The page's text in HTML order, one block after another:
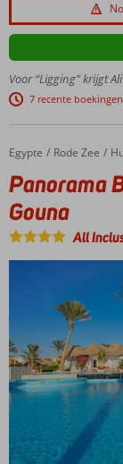
onbeperkt
toegang
tot het
aquapark
Slippers
het
op
Connecting
familiekamers
met
tussendeur
Jazeker!
Voor “Ligging” krijgt
7 recente boekingen
Home
Egypte Rode Zee
Panorama Bungalows El Gouna
Panorama
Gouna
All